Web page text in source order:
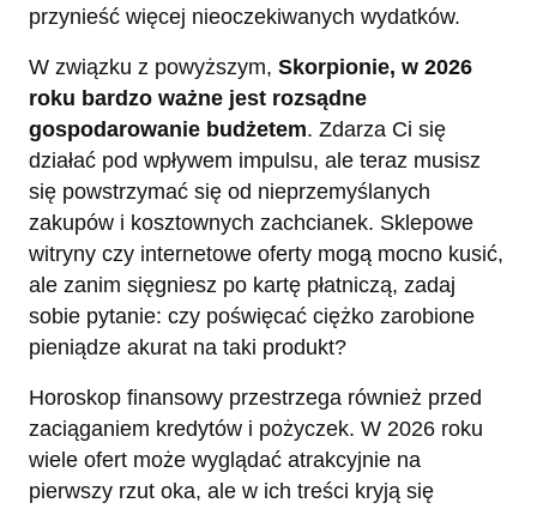
przynieść więcej nieoczekiwanych wydatków.
W związku z powyższym, Skorpionie, w 2026
roku bardzo ważne jest rozsądne
gospodarowanie budżetem. Zdarza Ci się
działać pod wpływem impulsu, ale teraz musisz
się powstrzymać się od nieprzemyślanych
zakupów i kosztownych zachcianek. Sklepowe
witryny czy internetowe oferty mogą mocno kusić,
ale zanim sięgniesz po kartę płatniczą, zadaj
sobie pytanie: czy poświęcać ciężko zarobione
pieniądze akurat na taki produkt?
Horoskop finansowy przestrzega również przed
zaciąganiem kredytów i pożyczek. W 2026 roku
wiele ofert może wyglądać atrakcyjnie na
pierwszy rzut oka, ale w ich treści kryją się